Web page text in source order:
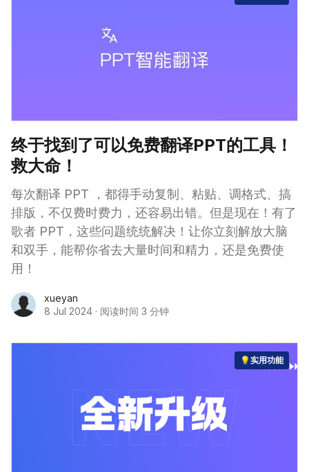
终于找到了可以免费翻译PPT的工具！
救大命！
每次翻译 PPT ，都得手动复制、粘贴、调格式、搞
排版，不仅费时费力，还容易出错。但是现在！有了
歌者 PPT，这些问题统统解决！让你立刻解放大脑
和双手，能帮你省去大量时间和精力，还是免费使
用！
xueyan
8 Jul 2024 · 阅读时间 3 分钟
💡实用功能